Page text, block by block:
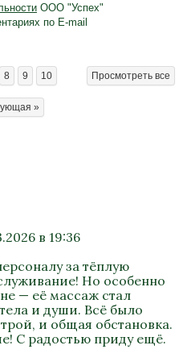
ООО "Успех"
по E-mail
Просмотреть все
8 9 10
»
в 19:36
за тёплую
Но особенно
— её массаж стал
и души. Всё было
и общая обстановка.
С радостью приду ещё.